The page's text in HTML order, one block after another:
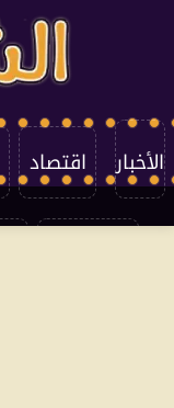
الأخبار اقتصاد